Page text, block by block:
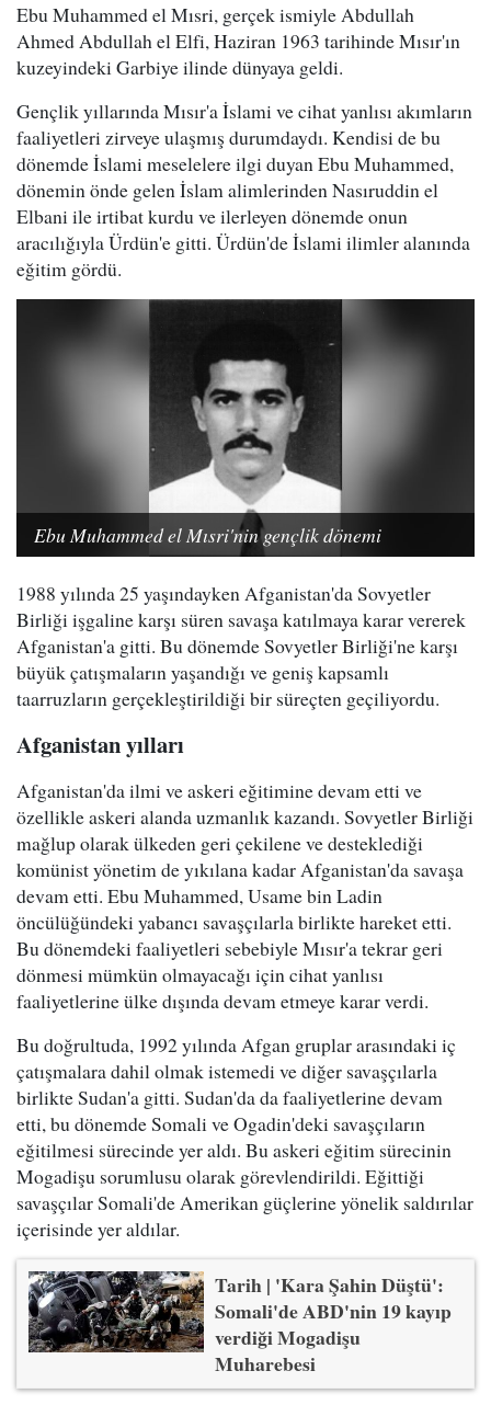
Ebu Muhammed el Mısri, gerçek ismiyle Abdullah
Ahmed Abdullah el Elfi, Haziran 1963 tarihinde Mısır'ın
kuzeyindeki Garbiye ilinde dünyaya geldi.
Gençlik yıllarında Mısır'a İslami ve cihat yanlısı akımların
faaliyetleri zirveye ulaşmış durumdaydı. Kendisi de bu
dönemde İslami meselelere ilgi duyan Ebu Muhammed,
dönemin önde gelen İslam alimlerinden Nasıruddin el
Elbani ile irtibat kurdu ve ilerleyen dönemde onun
aracılığıyla Ürdün'e gitti. Ürdün'de İslami ilimler alanında
eğitim gördü.
Ebu Muhammed el Mısri'nin gençlik dönemi
1988 yılında 25 yaşındayken Afganistan'da Sovyetler
Birliği işgaline karşı süren savaşa katılmaya karar vererek
Afganistan'a gitti. Bu dönemde Sovyetler Birliği'ne karşı
büyük çatışmaların yaşandığı ve geniş kapsamlı
taarruzların gerçekleştirildiği bir süreçten geçiliyordu.
Afganistan yılları
Afganistan'da ilmi ve askeri eğitimine devam etti ve
özellikle askeri alanda uzmanlık kazandı. Sovyetler Birliği
mağlup olarak ülkeden geri çekilene ve desteklediği
komünist yönetim de yıkılana kadar Afganistan'da savaşa
devam etti. Ebu Muhammed, Usame bin Ladin
öncülüğündeki yabancı savaşçılarla birlikte hareket etti.
Bu dönemdeki faaliyetleri sebebiyle Mısır'a tekrar geri
dönmesi mümkün olmayacağı için cihat yanlısı
faaliyetlerine ülke dışında devam etmeye karar verdi.
Bu doğrultuda, 1992 yılında Afgan gruplar arasındaki iç
çatışmalara dahil olmak istemedi ve diğer savaşçılarla
birlikte Sudan'a gitti. Sudan'da da faaliyetlerine devam
etti, bu dönemde Somali ve Ogadin'deki savaşçıların
eğitilmesi sürecinde yer aldı. Bu askeri eğitim sürecinin
Mogadişu sorumlusu olarak görevlendirildi. Eğittiği
savaşçılar Somali'de Amerikan güçlerine yönelik saldırılar
içerisinde yer aldılar.
Tarih | 'Kara Şahin Düştü':
Somali'de ABD'nin 19 kayıp
verdiği Mogadişu
Muharebesi